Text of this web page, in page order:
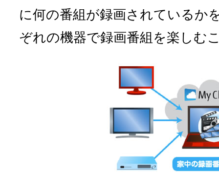
に何の番組が録画されているか
ぞれの機器で録画番組を楽しむ